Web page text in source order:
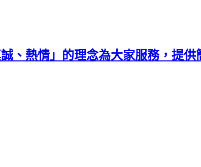
、熱情」的理念為大家服務，提